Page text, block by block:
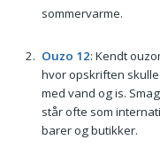
sommervarme.
Ouzo 12: Kendt
hvor opskriften
med vand og is.
står ofte som
barer og butikker.